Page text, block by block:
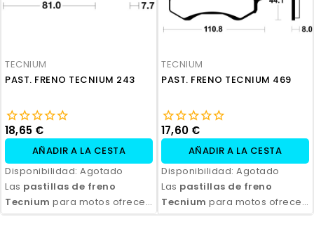
motocicletas y condiciones
aseguran seguridad y control
en cada frenada.
motocicletas y condiciones
de conducción. Con fácil
aseguran seguridad y control
en cada frenada.
TECNIUM
PAST. FRENO TECNIUM 243
18,65 €
AÑADIR A LA CESTA
Disponibilidad: Agotado
Las pastillas de freno
Tecnium para motos ofrecen
un rendimiento de frenado
TECNIUM
PAST. FRENO TECNIUM 469
17,60 €
AÑADIR A LA CESTA
Disponibilidad: Agotado
Las pastillas de freno
Tecnium para motos ofrecen
un rendimiento de frenado